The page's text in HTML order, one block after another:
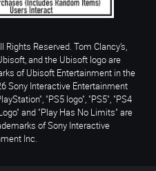
Reserved. Tom Clancy’s,
and the Ubisoft logo are
of Ubisoft Entertainment in the
Sony Interactive Entertainment
"PS5 logo", "PS5", "PS4
and "Play Has No Limits" are
of Sony Interactive
Inc.